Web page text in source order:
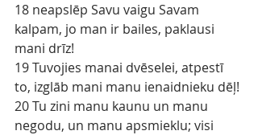
18 neapslēp Savu vaigu Savam
kalpam, jo man ir bailes, paklausi
mani drīz!
19 Tuvojies manai dvēselei, atpestī
to, izglāb mani manu ienaidnieku dēļ!
20 Tu zini manu kaunu un manu
negodu, un manu apsmieklu; visi